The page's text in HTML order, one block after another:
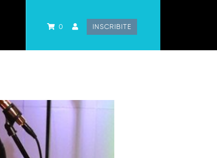
0 INSCRIBITE